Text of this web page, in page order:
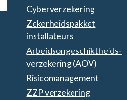
Cyberverzekering
Zekerheidspakket
installateurs
Arbeidsongeschiktheids­
verzekering (AOV)
Risicomanagement
ZZP verzekering